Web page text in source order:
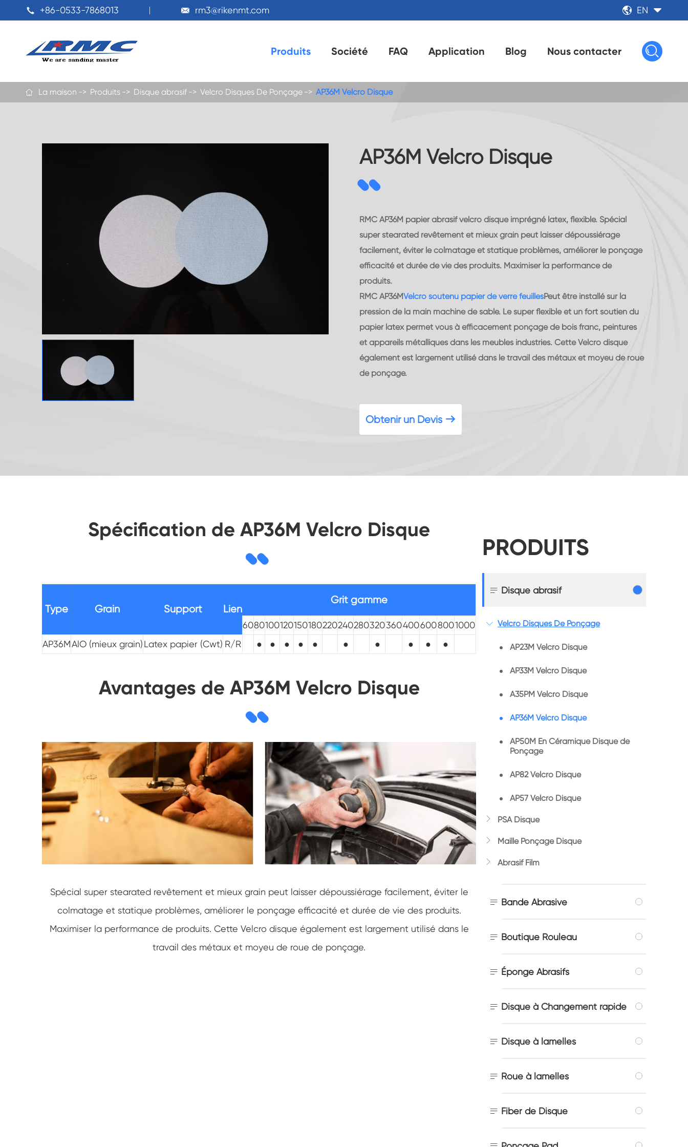
 +86-0533-7868013  rm3@rikenmt.com  EN 
Produits Société FAQ Application Blog Nous contacter 
 La maison Produits Disque abrasif Velcro Disques De Ponçage AP36M Velcro Disque
AP36M Velcro Disque
RMC AP36M papier abrasif velcro disque imprégné latex, flexible. Spécial
super stearated revêtement et mieux grain peut laisser dépoussiérage
facilement, éviter le colmatage et statique problèmes, améliorer le ponçage
efficacité et durée de vie des produits. Maximiser la performance de
produits.
RMC AP36MVelcro soutenu papier de verre feuillesPeut être installé sur la
pression de la main machine de sable. Le super flexible et un fort soutien du
papier latex permet vous à efficacement ponçage de bois franc, peintures
et appareils métalliques dans les meubles industries. Cette Velcro disque
également est largement utilisé dans le travail des métaux et moyeu de roue
de ponçage.
Obtenir un Devis 
Spécification de AP36M Velcro Disque
Type Grain Support Lien
Grit gamme
60801001201501802202402803203604006008001000
AP36MAlO (mieux grain)Latex papier (Cwt) R/R ● ● ● ● ● ● ● ● ● ●
Avantages de AP36M Velcro Disque
Spécial super stearated revêtement et mieux grain peut laisser dépoussiérage facilement, éviter le
colmatage et statique problèmes, améliorer le ponçage efficacité et durée de vie des produits.
Maximiser la performance de produits. Cette Velcro disque également est largement utilisé dans le
travail des métaux et moyeu de roue de ponçage.
PRODUITS
 Disque abrasif
 Velcro Disques De Ponçage
AP23M Velcro Disque
AP33M Velcro Disque
A35PM Velcro Disque
AP36M Velcro Disque
AP50M En Céramique Disque de
Ponçage
AP82 Velcro Disque
AP57 Velcro Disque
 PSA Disque
 Maille Ponçage Disque
 Abrasif Film
 Bande Abrasive
 Boutique Rouleau
 Éponge Abrasifs
 Disque à Changement rapide
 Disque à lamelles
 Roue à lamelles
 Fiber de Disque